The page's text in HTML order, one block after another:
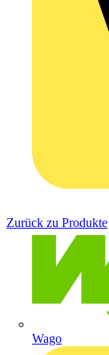
Wago
Zurück zu Produkte